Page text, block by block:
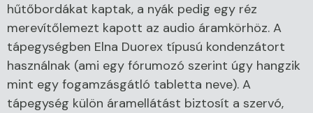
hűtőbordákat kaptak, a nyák pedig egy réz
merevítőlemezt kapott az audio áramkörhöz. A
tápegységben Elna Duorex típusú kondenzátort
használnak (ami egy fórumozó szerint úgy hangzik
mint egy fogamzásgátló tabletta neve). A
tápegység külön áramellátást biztosít a szervó,